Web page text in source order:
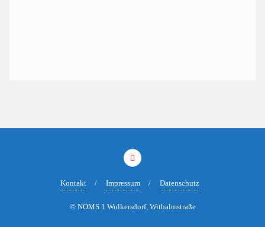
Kontakt Impressum Datenschutz